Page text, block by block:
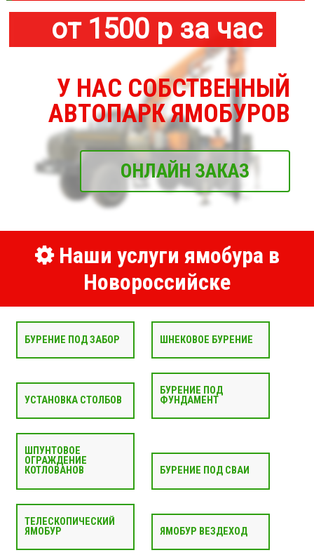
от 1500 р за час
У НАС СОБСТВЕННЫЙ
АВТОПАРК ЯМОБУРОВ
ОНЛАЙН ЗАКАЗ
Наши услуги ямобура в
Новороссийске
БУРЕНИЕ ПОД ЗАБОР ШНЕКОВОЕ БУРЕНИЕ
УСТАНОВКА СТОЛБОВ
БУРЕНИЕ ПОД
ФУНДАМЕНТ
ШПУНТОВОЕ
ОГРАЖДЕНИЕ
КОТЛОВАНОВ
БУРЕНИЕ ПОД СВАИ
ТЕЛЕСКОПИЧЕСКИЙ
ЯМОБУР
ЯМОБУР ВЕЗДЕХОД